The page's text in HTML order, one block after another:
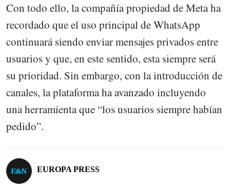
Con todo ello, la compañía propiedad de Meta ha
recordado que el uso principal de WhatsApp
continuará siendo enviar mensajes privados entre
usuarios y que, en este sentido, esta siempre será
su prioridad. Sin embargo, con la introducción de
canales, la plataforma ha avanzado incluyendo
una herramienta que “los usuarios siempre habían
pedido”.
EUROPA PRESS